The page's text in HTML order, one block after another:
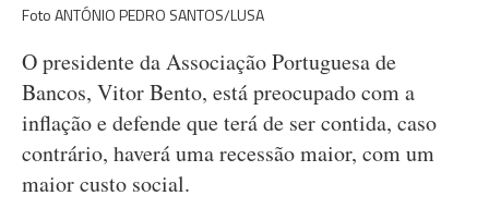
Foto ANTÓNIO PEDRO SANTOS/LUSA
O presidente da Associação Portuguesa de
Bancos, Vitor Bento, está preocupado com a
inflação e defende que terá de ser contida, caso
contrário, haverá uma recessão maior, com um
maior custo social.